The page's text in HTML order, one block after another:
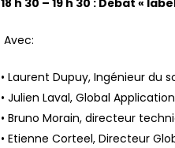
18 h 30 – 19 h 30 : Débat «
Avec:
• Laurent Dupuy, Ingénieur du
• Julien Laval, Global
• Bruno Morain, directeur
• Etienne Corteel, Directeur